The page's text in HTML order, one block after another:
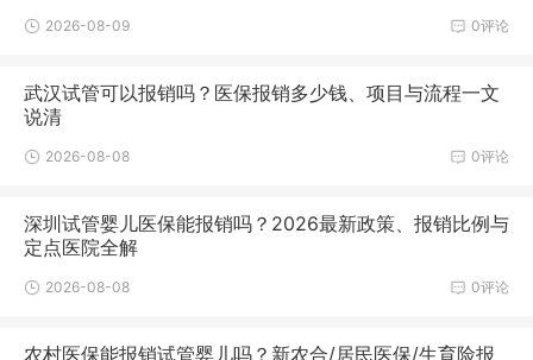
0评论
2026-08-09
武汉试管可以报销吗？医保报销多少钱、项目与流程一文
说清
0评论
2026-08-08
深圳试管婴儿医保能报销吗？2026最新政策、报销比例与
定点医院全解
0评论
2026-08-08
农村医保能报销试管婴儿吗？新农合/居民医保/生育险报